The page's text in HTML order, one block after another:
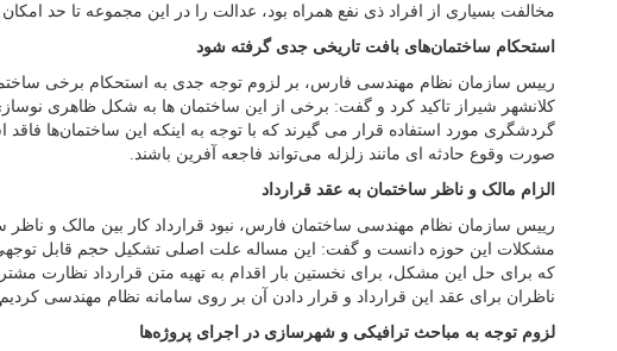
مخالفت بسیاری از افراد ذی نفع همراه بود، عدالت را در این مجموعه تا حد امکان
استحکام ساختمان‌های بافت تاریخی جدی گرفته شود
رییس سازمان نظام مهندسی فارس، بر لزوم توجه جدی به استحکام برخی
کلانشهر شیراز تاکید کرد و گفت: برخی از این ساختمان ها به شکل ظاهری
گردشگری مورد استفاده قرار می گیرند که با توجه به اینکه این ساختمان‌ها فاقد
صورت وقوع حادثه ای مانند زلزله می‌تواند فاجعه آفرین باشند.
الزام مالک و ناظر ساختمان به عقد قرارداد
رییس سازمان نظام مهندسی ساختمان فارس، نبود قرارداد کار بین مالک و ناظر
مشکلات این حوزه دانست و گفت: این مساله علت اصلی تشکیل حجم قابل توجهی
که برای حل این مشکل، برای نخستین بار اقدام به تهیه متن قرارداد نظارت
ناظران برای عقد این قرارداد و قرار دادن آن بر روی سامانه نظام مهندسی کردیم.
لزوم توجه به مباحث ترافیکی و شهرسازی در اجرای پروژه‌ها